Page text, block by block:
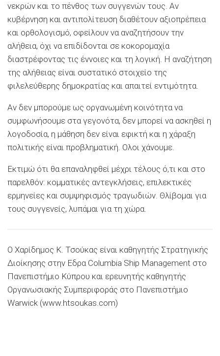
νεκρών και το πένθος των συγγενών τους. Αν
κυβέρνηση και αντιπολίτευση διαθέτουν αξιοπρέπεια
και ορθολογισμό, οφείλουν να αναζητήσουν την
αλήθεια, όχι να επιδίδονται σε κοκορομαχία
διαστρέφοντας τις έννοιες και τη λογική. Η αναζήτηση
της αλήθειας είναι συστατικό στοιχείο της
φιλελεύθερης δημοκρατίας και απαιτεί εντιμότητα.
Αν δεν μπορούμε ως οργανωμένη κοινότητα να
συμφωνήσουμε στα γεγονότα, δεν μπορεί να ασκηθεί η
λογοδοσία, η μάθηση δεν είναι εφικτή και η χάραξη
πολιτικής είναι προβληματική. Ολοι χάνουμε.
Εκτιμώ ότι θα επαναληφθεί μέχρι τέλους ό,τι και στο
παρελθόν: κομματικές αντεγκλήσεις, επιλεκτικές
ερμηνείες και συμψηφισμός τραγωδιών. Θλίβομαι για
τους συγγενείς, λυπάμαι για τη χώρα.
Ο Χαρίδημος Κ. Τσούκας είναι καθηγητής Στρατηγικής
Διοίκησης στην Εδρα Columbia Ship Management στο
Πανεπιστήμιο Κύπρου και ερευνητής καθηγητής
Οργανωσιακής Συμπεριφοράς στο Πανεπιστήμιο
Warwick (www.htsoukas.com)